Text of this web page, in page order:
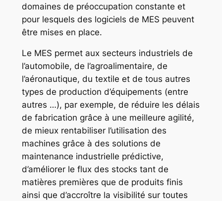
domaines de préoccupation constante et
pour lesquels des logiciels de MES peuvent
être mises en place.
Le MES permet aux secteurs industriels de
l’automobile, de l’agroalimentaire, de
l’aéronautique, du textile et de tous autres
types de production d’équipements (entre
autres …), par exemple, de réduire les délais
de fabrication grâce à une meilleure agilité,
de mieux rentabiliser l’utilisation des
machines grâce à des solutions de
maintenance industrielle prédictive,
d’améliorer le flux des stocks tant de
matières premières que de produits finis
ainsi que d’accroître la visibilité sur toutes